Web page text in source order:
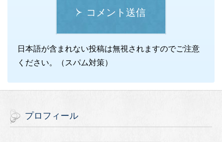
コメント送信
日本語が含まれない投稿は無視されますのでご注意
ください。（スパム対策）
プロフィール